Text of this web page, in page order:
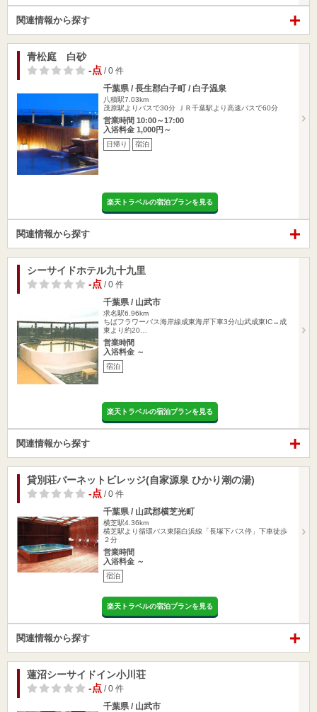
関連情報から探す
青松庭 白砂
-点 / 0 件
千葉県 / 長生郡白子町 / 白子温泉
八積駅7.03km
茂原駅よりバスで30分 ＪＲ千葉駅より高速バスで60分
営業時間 10:00～17:00
入浴料金 1,000円～
日帰り 宿泊
楽天トラベルの宿泊プランを見る
関連情報から探す
シーサイドホテル九十九里
-点 / 0 件
千葉県 / 山武市
求名駅6.96km
ちばフラワーバス海岸線成東海岸下車3分/山武成東IC→成
東より約20…
営業時間
入浴料金 ～
宿泊
楽天トラベルの宿泊プランを見る
関連情報から探す
貸別荘バーネットビレッジ(自家源泉 ひかり潮の湯)
-点 / 0 件
千葉県 / 山武郡横芝光町
横芝駅4.36km
横芝駅より循環バス東陽白浜線「長塚下バス停」下車徒歩
２分
営業時間
入浴料金 ～
宿泊
楽天トラベルの宿泊プランを見る
関連情報から探す
蓮沼シーサイドイン小川荘
-点 / 0 件
千葉県 / 山武市